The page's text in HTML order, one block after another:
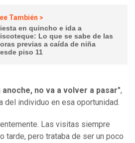
También >
en quincho e ida a
Lo que se sabe de las
previas a caída de niña
piso 11
no va a volver a pasar",
del individuo en esa oportunidad.
Las visitas siempre
tarde, pero trataba de ser un poco